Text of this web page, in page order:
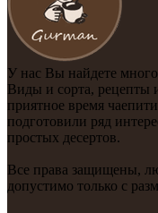
У нас Вы найдете
Виды и сорта, рецепты
приятное время
подготовили ряд
простых десертов.
Все права защищены,
допустимо только с